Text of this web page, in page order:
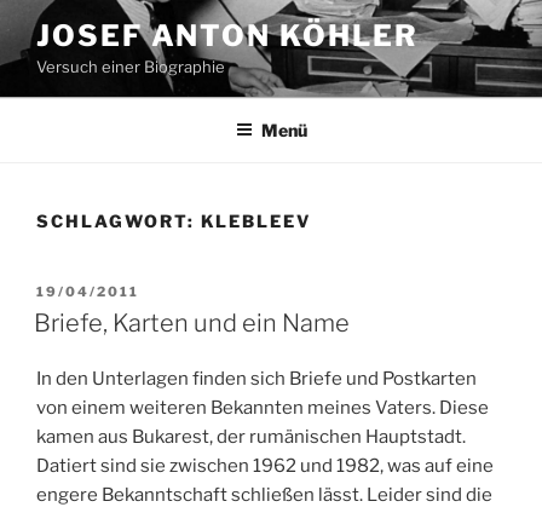
Inhalt
springen
JOSEF ANTON KÖHLER
Versuch einer Biographie
Menü
SCHLAGWORT: KLEBLEEV
VERÖFFENTLICHT
AM
19/04/2011
Briefe, Karten und ein Name
In den Unterlagen finden sich Briefe und Postkarten
von einem weiteren Bekannten meines Vaters. Diese
kamen aus Bukarest, der rumänischen Hauptstadt.
Datiert sind sie zwischen 1962 und 1982, was auf eine
engere Bekanntschaft schließen lässt. Leider sind die